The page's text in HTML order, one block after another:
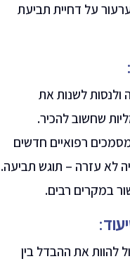
על דחיית תביעת
:
ולנסות לשנות את
שחשוב להכיר.
רפואיים חדשים
לא עזרה – תוגש תביעה.
במקרים רבים.
:
להוות את ההבדל בין